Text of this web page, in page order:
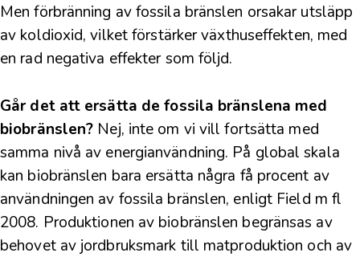
Men förbränning av fossila bränslen orsakar utsläpp
av koldioxid, vilket förstärker växthuseffekten, med
en rad negativa effekter som följd.
Går det att ersätta de fossila bränslena med
biobränslen? Nej, inte om vi vill fortsätta med
samma nivå av energianvändning. På global skala
kan biobränslen bara ersätta några få procent av
användningen av fossila bränslen, enligt Field m fl
2008. Produktionen av biobränslen begränsas av
behovet av jordbruksmark till matproduktion och av